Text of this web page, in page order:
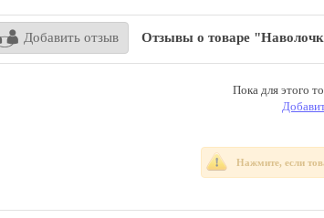
Добавить отзыв Отзывы о товаре
Пока для этого
Нажмите, если